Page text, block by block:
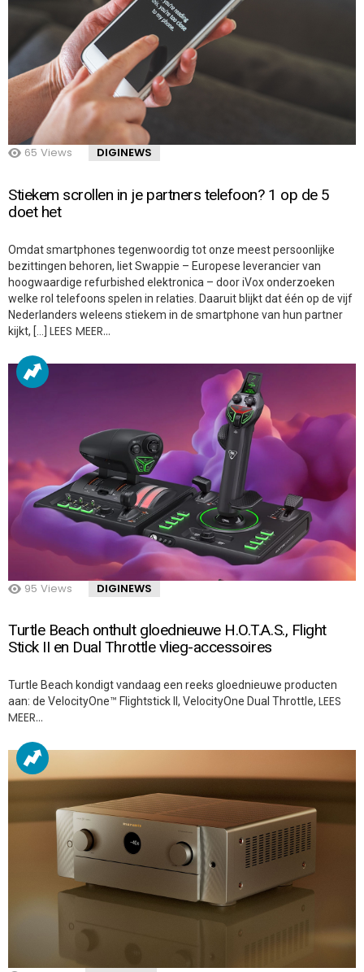
65 Views DIGINEWS
Stiekem scrollen in je partners telefoon? 1 op de 5
doet het
Omdat smartphones tegenwoordig tot onze meest persoonlijke
bezittingen behoren, liet Swappie – Europese leverancier van
hoogwaardige refurbished elektronica – door iVox onderzoeken
welke rol telefoons spelen in relaties. Daaruit blijkt dat één op de vijf
Nederlanders weleens stiekem in de smartphone van hun partner
kijkt, […] LEES MEER…
95 Views DIGINEWS
Turtle Beach onthult gloednieuwe H.O.T.A.S., Flight
Stick II en Dual Throttle vlieg-accessoires
Turtle Beach kondigt vandaag een reeks gloednieuwe producten
aan: de VelocityOne™ Flightstick II, VelocityOne Dual Throttle, LEES
MEER…